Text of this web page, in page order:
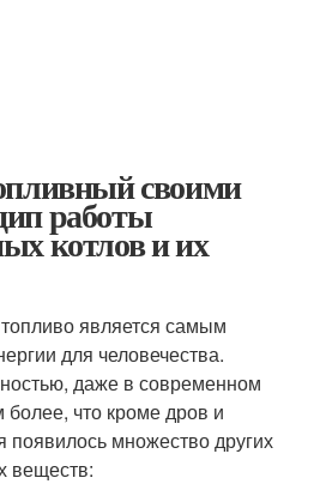
своими
работы
котлов и их
является самым
для человечества.
даже в современном
что кроме дров и
появилось множество других
веществ: